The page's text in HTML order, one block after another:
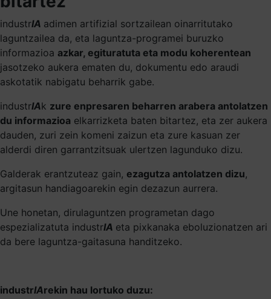
industrIA adimen artifizial sortzailean oinarritutako
laguntzailea da, eta laguntza-programei buruzko
informazioa azkar, egituratuta eta modu koherentean
jasotzeko aukera ematen du, dokumentu edo araudi
askotatik nabigatu beharrik gabe.
industrIAk zure enpresaren beharren arabera antolatzen
du informazioa elkarrizketa baten bitartez, eta zer aukera
dauden, zuri zein komeni zaizun eta zure kasuan zer
alderdi diren garrantzitsuak ulertzen lagunduko dizu.
Galderak erantzuteaz gain, ezagutza antolatzen dizu,
argitasun handiagoarekin egin dezazun aurrera.
Une honetan, dirulaguntzen programetan dago
espezializatuta industrIA eta pixkanaka eboluzionatzen ari
da bere laguntza-gaitasuna handitzeko.
industrIArekin hau lortuko duzu: